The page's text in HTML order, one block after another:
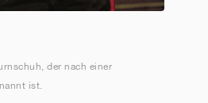
der nach einer
ist.